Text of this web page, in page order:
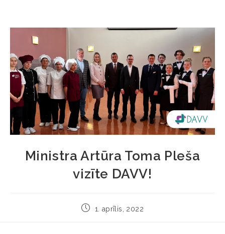
Ministra Artūra Toma Pleša
vizīte DAVV!
1. aprīlis, 2022